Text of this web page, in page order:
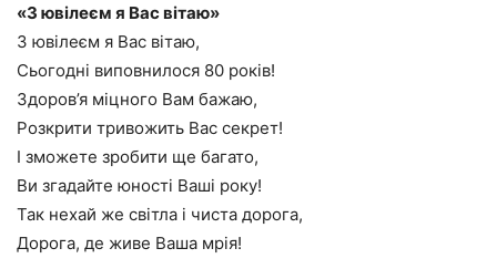
«З ювілеєм я Вас вітаю»
З ювілеєм я Вас вітаю,
Сьогодні виповнилося 80 років!
Здоров’я міцного Вам бажаю,
Розкрити тривожить Вас секрет!
І зможете зробити ще багато,
Ви згадайте юності Ваші року!
Так нехай же світла і чиста дорога,
Дорога, де живе Ваша мрія!